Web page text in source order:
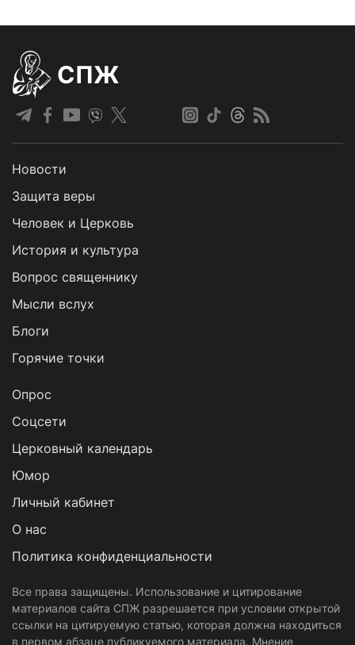
СПЖ
Новости
Защита веры
Человек и Церковь
История и культура
Вопрос священнику
Мысли вслух
Блоги
Горячие точки
Опрос
Cоцсети
Церковный календарь
Юмор
Личный кабинет
О нас
Политика конфиденциальности
Все права защищены. Использование и цитирование
материалов сайта СПЖ разрешается при условии открытой
ссылки на цитируемую статью, которая должна находиться
в первом абзаце публикуемого материала. Мнение